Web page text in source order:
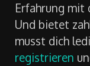
Erfahrung mit
Und bietet
musst dich
registrieren